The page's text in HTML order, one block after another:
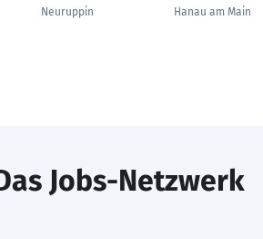
Neuruppin
Hanau am Main
Jobs-Netzwerk